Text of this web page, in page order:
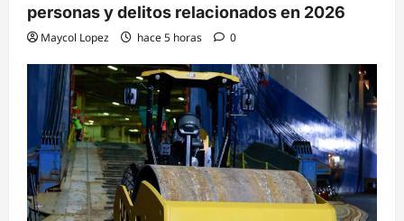
personas y delitos relacionados en 2026
Maycol Lopez hace 5 horas 0